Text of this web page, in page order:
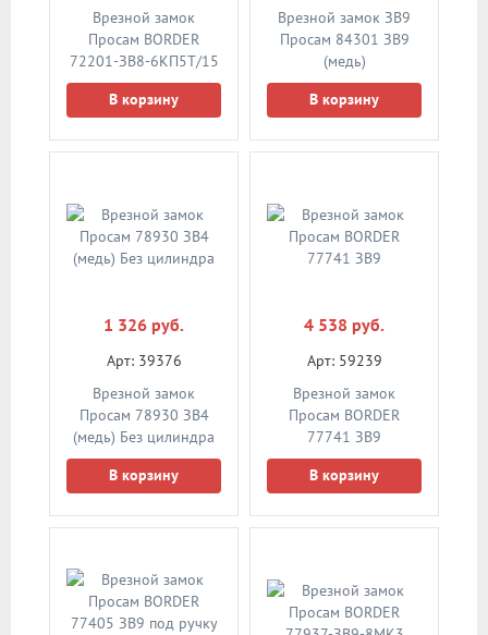
Врезной замок
Просам BORDER
72201-ЗВ8-6КП5Т/15
В корзину
Врезной замок ЗВ9
Просам 84301 ЗВ9
(медь)
В корзину
1 326 руб.
Арт: 39376
Врезной замок
Просам 78930 ЗВ4
(медь) Без цилиндра
В корзину
4 538 руб.
Арт: 59239
Врезной замок
Просам BORDER
77741 ЗВ9
В корзину